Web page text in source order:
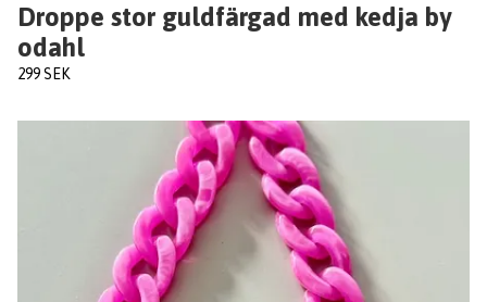
Droppe stor guldfärgad med kedja by
odahl
299 SEK